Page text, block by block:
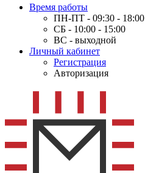
Время работы
ПН-ПТ - 09:30 - 18:00
СБ - 10:00 - 15:00
ВС - выходной
Личный кабинет
Регистрация
Авторизация